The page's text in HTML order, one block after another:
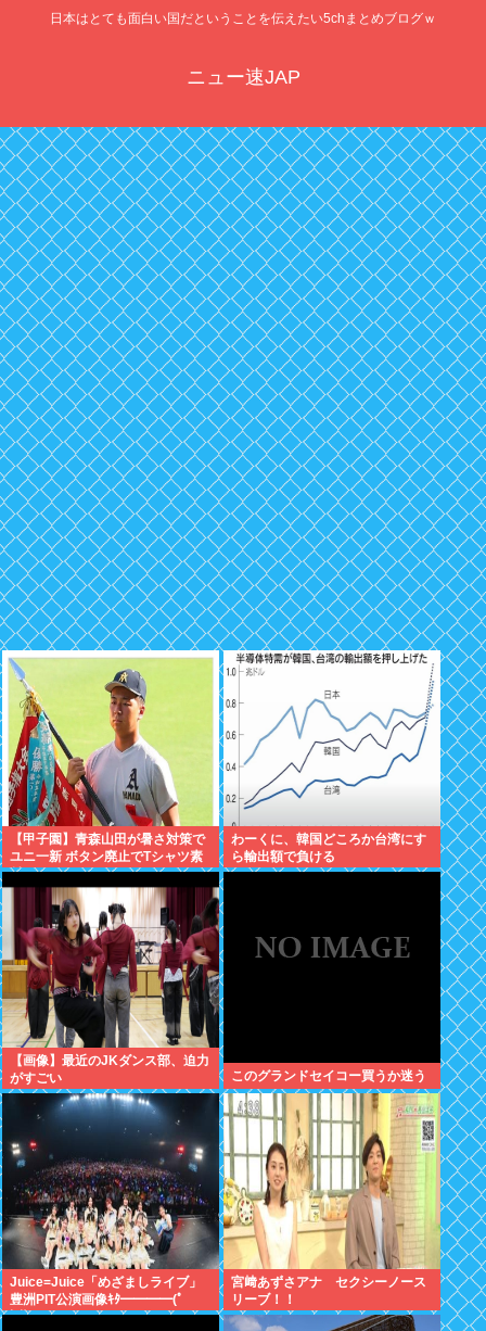
日本はとても面白い国だということを伝えたい5chまとめブログｗ
ニュー速JAP
【甲子園】青森山田が暑さ対策で
ユニ一新 ボタン廃止でTシャツ素
材www
わーくに、韓国どころか台湾にす
ら輸出額で負ける
【画像】最近のJKダンス部、迫力
がすごい
このグランドセイコー買うか迷う
Juice=Juice「めざましライブ」
豊洲PIT公演画像ｷﾀ━━━━(ﾟ
∀ﾟ)━━━━!!
宮﨑あずさアナ セクシーノース
リーブ！！